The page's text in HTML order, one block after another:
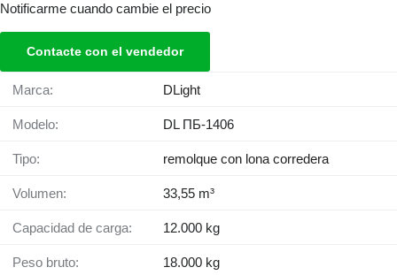
Notificarme cuando cambie el precio
Contacte con el vendedor
Marca: DLight
Modelo: DL ПБ-1406
Tipo: remolque con lona corredera
Volumen: 33,55 m³
Capacidad de carga: 12.000 kg
Peso bruto: 18.000 kg